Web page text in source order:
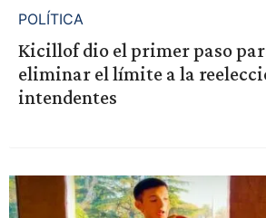
POLÍTICA
Kicillof dio el primer paso
eliminar el límite a la
intendentes